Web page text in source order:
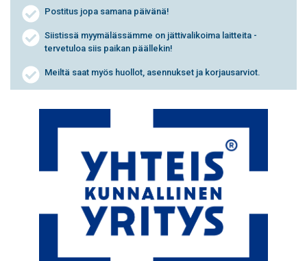
Postitus jopa samana päivänä!
Siistissä myymälässämme on jättivalikoima laitteita -
tervetuloa siis paikan päällekin!
Meiltä saat myös huollot, asennukset ja korjausarviot.